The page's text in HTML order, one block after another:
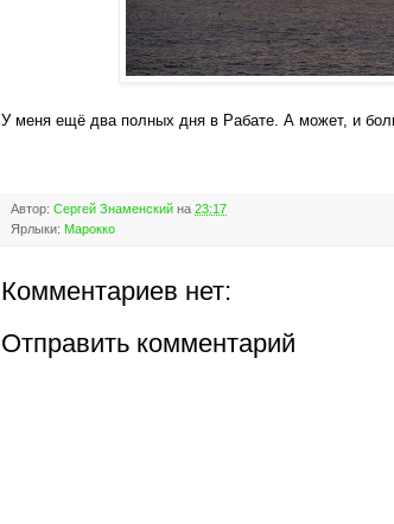
У меня ещё два полных дня в Рабате. А может, и
Автор: Сергей Знаменский на 23:17
Ярлыки: Марокко
Комментариев нет:
Отправить комментарий